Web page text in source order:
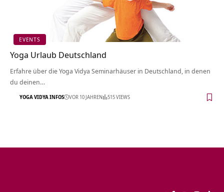
EVENTS
Yoga Urlaub Deutschland
Erfahre über die Yoga Vidya Seminarhäuser in Deutschland, in denen
du deinen…
YOGA VIDYA INFOS VOR 10 JAHREN 515 VIEWS